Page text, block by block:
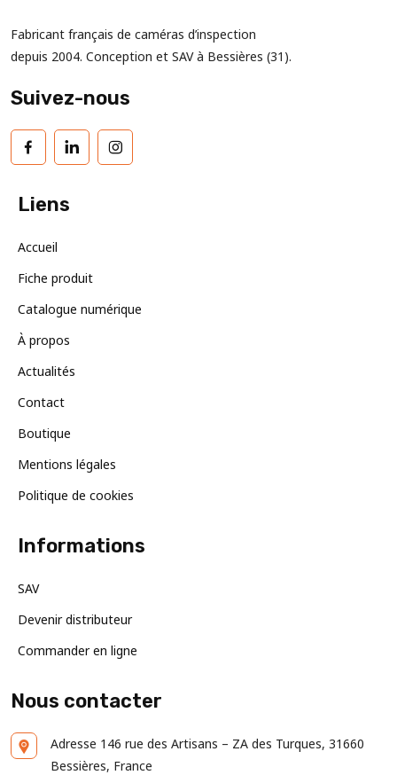
Fabricant français de caméras d’inspection
depuis 2004. Conception et SAV à Bessières (31).
Suivez-nous
Liens
Accueil
Fiche produit
Catalogue numérique
À propos
Actualités
Contact
Boutique
Mentions légales
Politique de cookies
Informations
SAV
Devenir distributeur
Commander en ligne
Nous contacter
Adresse 146 rue des Artisans – ZA des Turques, 31660
Bessières, France